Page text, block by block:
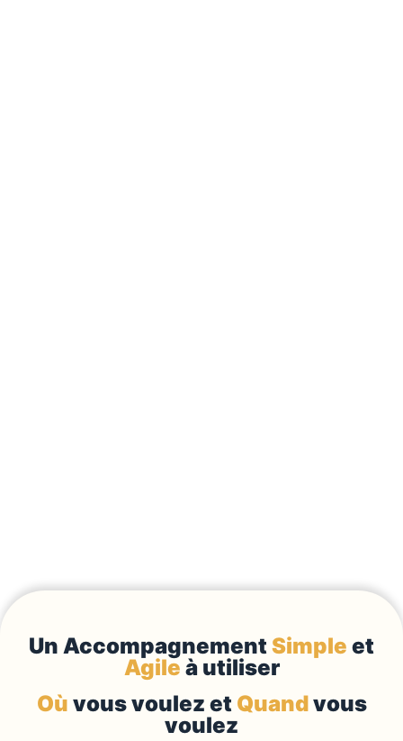
Un Accompagnement Simple et
Agile à utiliser
Où vous voulez et Quandvous
voulez